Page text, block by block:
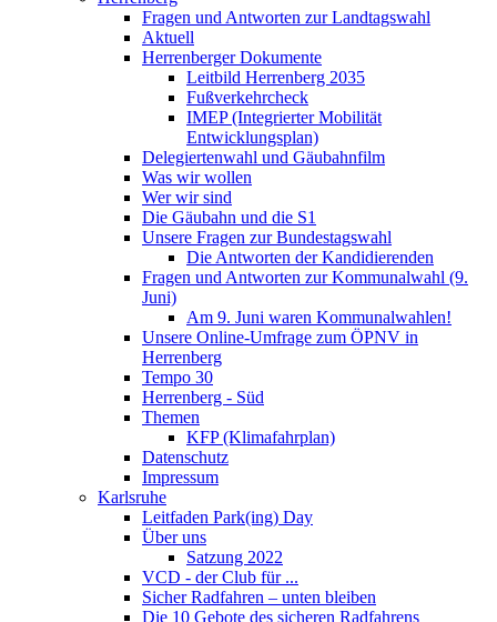
Fragen und Antworten zur Landtagswahl
Aktuell
Herrenberger Dokumente
Leitbild Herrenberg 2035
Fußverkehrcheck
IMEP (Integrierter Mobilität
Entwicklungsplan)
Delegiertenwahl und Gäubahnfilm
Was wir wollen
Wer wir sind
Die Gäubahn und die S1
Unsere Fragen zur Bundestagswahl
Die Antworten der Kandidierenden
Fragen und Antworten zur Kommunalwahl (9.
Juni)
Am 9. Juni waren Kommunalwahlen!
Unsere Online-Umfrage zum ÖPNV in
Herrenberg
Tempo 30
Herrenberg - Süd
Themen
KFP (Klimafahrplan)
Datenschutz
Impressum
Karlsruhe
Leitfaden Park(ing) Day
Über uns
Satzung 2022
VCD - der Club für ...
Sicher Radfahren – unten bleiben
Die 10 Gebote des sicheren Radfahrens